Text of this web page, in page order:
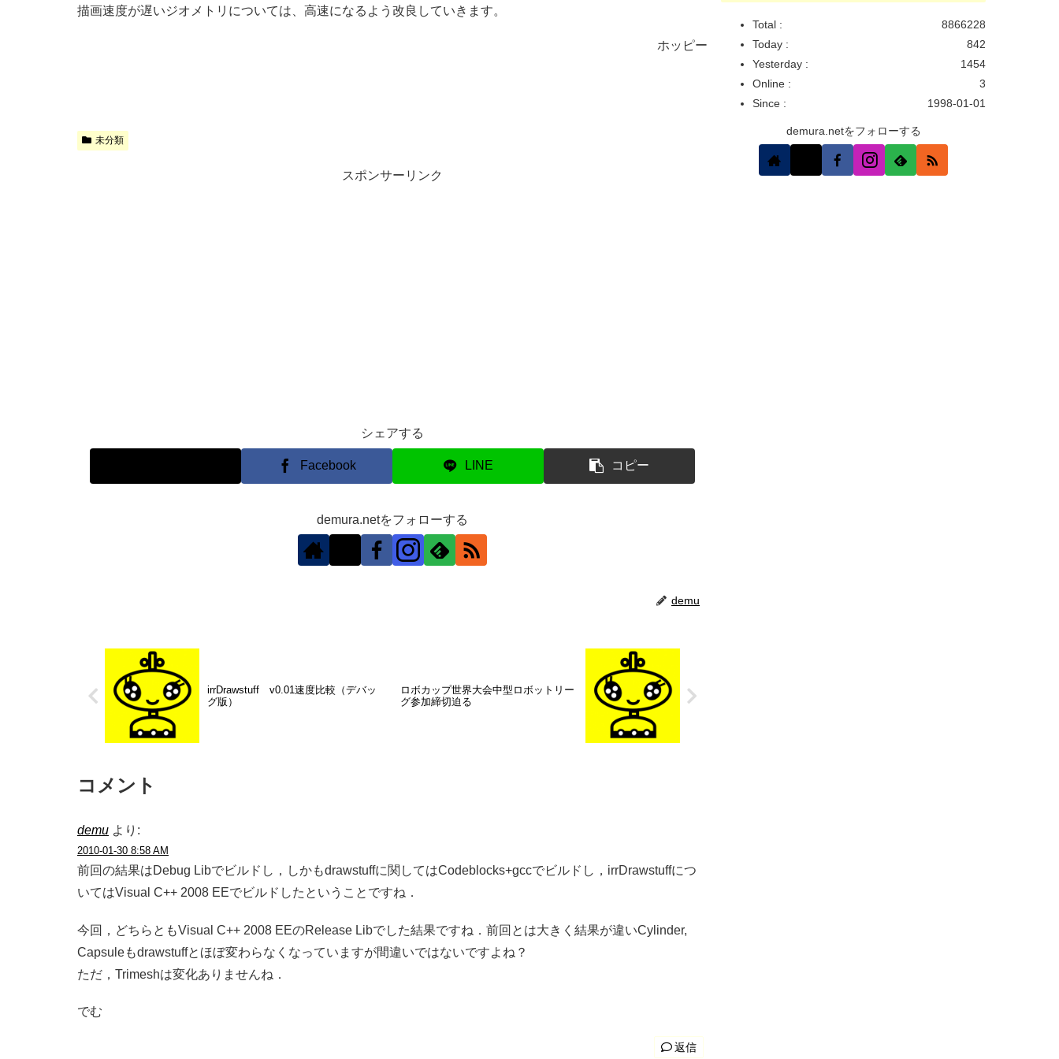
描画速度が遅いジオメトリについては、高速になるよう改良していきます。
ホッピー
未分類
スポンサーリンク
シェアする
Facebook LINE コピー
demura.netをフォローする
demu
irrDrawstuff v0.01速度比較（デバッ
グ版）
ロボカップ世界大会中型ロボットリー
グ参加締切迫る
コメント
demu より:
2010-01-30 8:58 AM
前回の結果はDebug Libでビルドし，しかもdrawstuffに関してはCodeblocks+gccでビルドし，irrDrawstuffにつ
いてはVisual C++ 2008 EEでビルドしたということですね．
今回，どちらともVisual C++ 2008 EEのRelease Libでした結果ですね．前回とは大きく結果が違いCylinder,
Capsuleもdrawstuffとほぼ変わらなくなっていますが間違いではないですよね？
ただ，Trimeshは変化ありませんね．
でむ
返信
8866228
Total :
842
Today :
1454
Yesterday :
3
Online :
1998-01-01
Since :
demura.netをフォローする